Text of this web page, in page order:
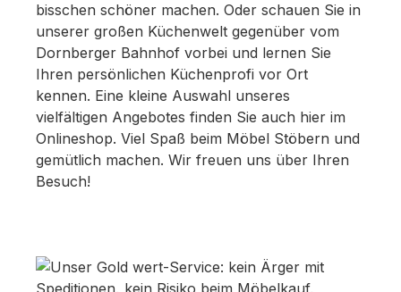
bisschen schöner machen. Oder schauen Sie in
unserer großen Küchenwelt gegenüber vom
Dornberger Bahnhof vorbei und lernen Sie
Ihren persönlichen Küchenprofi vor Ort
kennen. Eine kleine Auswahl unseres
vielfältigen Angebotes finden Sie auch hier im
Onlineshop. Viel Spaß beim Möbel Stöbern und
gemütlich machen. Wir freuen uns über Ihren
Besuch!
Bildergalerie überspringen